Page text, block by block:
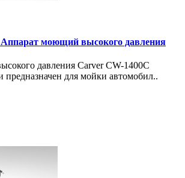
моющий высокого давления
давления Carver CW-1400C
предназначен для мойки автомобил..